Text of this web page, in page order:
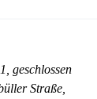
geschlossen
Straße,